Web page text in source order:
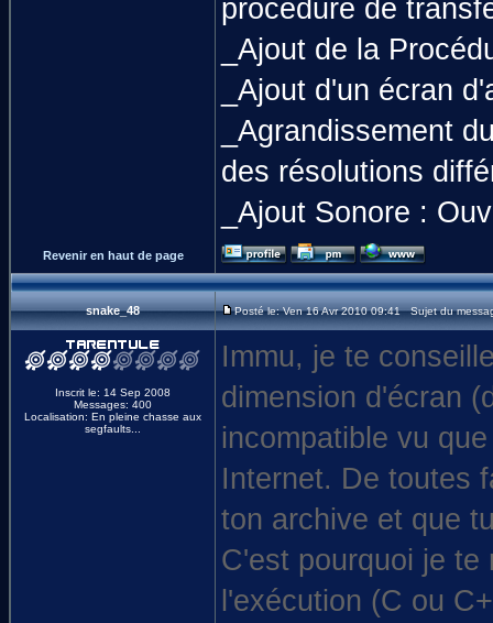
procédure de
_Ajout de la
_Ajout d'un écran
_Agrandissement
des résolutions
_Ajout Sonore :
Revenir en haut de page
snake_48 Posté le: Ven 16 Avr 2010 09:41 Sujet du
Inscrit le: 14 Sep 2008
Messages: 400
Localisation: En pleine chasse aux
segfaults...
Immu, je te
dimension d'écran
incompatible vu
Internet. De toutes
ton archive et que
C'est pourquoi je te
l'exécution (C ou